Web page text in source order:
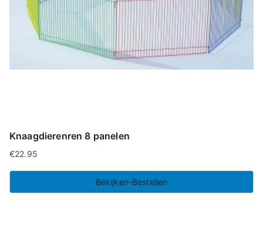
Knaagdierenren 8 panelen
€22.95
Bekijken-Bestellen